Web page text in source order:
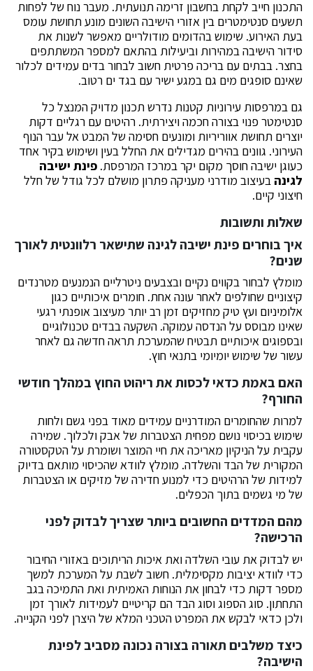
התכנון חייב לקחת בחשבון זרימה תנועתית. מעבר נוח של לפחות
תשעים סנטימטרים בין אזורי הישיבה השונים מונע תחושת עומס
בעת האירוע. שימוש בהדומים מודולריים מאפשר לשנות את
סידור הישיבה במהירות וביעילות בהתאם למספר המשתתפים
בחצר. בבתים עם בריכה פרטית חשוב לבחור בדים עמידים לכלור
שאינם סופגים מים גם במגע ישיר עם בגד ים רטוב.
גם במרפסות עירוניות קטנות נדרש תכנון מדויק המנצל כל
סנטימטר פנוי בצורה חכמה ויצירתית. רהיטים עם רגליים דקות
יוצרים תחושת אווריריות ומונעים חסימה של המבט אל עבר הנוף
העירוני. גוונים בהירים מגדילים את החלל בעין ושימוש בקיר אחד
כעוגן ישיבה חוסך מקום יקר במרכז המרפסת. פינת ישיבה
לגינה בעיצוב מודרני מעניקה פתרון מושלם לכל גודל של חלל
חיצוני קיים.
שאלות ותשובות
איך בוחרים פינת ישיבה לגינה שתישאר רלוונטית לאורך
שנים?
מומלץ לבחור בקווים נקיים ובצבעים ניטרליים הנמנעים מטרנדים
קיצוניים שחולפים לאחר עונה אחת. חומרים איכותיים כגון
אלומיניום ועץ טיק מחזיקים זמן רב יותר מעיצוב אופנתי רגעי
שאינו מבוסס על הנדסה עמוקה. השקעה בבדים טכנולוגיים
ובספוגים איכותיים תבטיח שהמערכת תראה חדשה גם לאחר
עשור של שימוש יומיומי בתנאי חוץ.
האם באמת כדאי לכסות את ריהוט החוץ במהלך חודשי
החורף?
למרות שהחומרים המודרניים עמידים מאוד בפני גשם ולחות
שימוש בכיסוי נושם מפחית הצטברות של אבק ולכלוך. שמירה
עקבית על הניקיון מאריכה את חיי המוצר ושומרת על הטקסטורה
המקורית של הבד והשלדה. מומלץ לוודא שהכיסוי מותאם בדיוק
למידות של הרהיטים כדי למנוע חדירה של מזיקים או הצטברות
של מי גשמים בתוך הכפלים.
מהם המדדים החשובים ביותר שצריך לבדוק לפני
הרכישה?
יש לבדוק את עובי השלדה ואת איכות הריתוכים באזורי החיבור
כדי לוודא יציבות מקסימלית. חשוב לשבת על המערכת למשך
מספר דקות כדי לבחון את הנוחות האמיתית ואת התמיכה בגב
התחתון. סוג הספוג וסוג הבד הם קריטיים לעמידות לאורך זמן
ולכן כדאי לבקש את המפרט הטכני המלא של היצרן לפני הקנייה.
כיצד משלבים תאורה בצורה נכונה מסביב לפינת
הישיבה?